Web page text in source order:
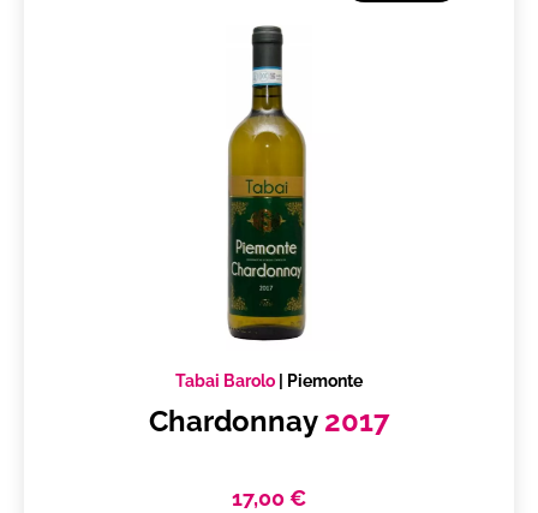
Tabai Barolo Piemonte
Chardonnay 2017
17,00 €